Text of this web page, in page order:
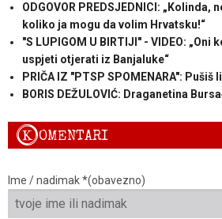
ODGOVOR PREDSJEDNICI: „Kolinda,
koliko ja mogu da volim Hrvatsku!“
"S LUPIGOM U BIRTIJI" - VIDEO: „Oni
uspjeti otjerati iz Banjaluke“
PRIČA IZ "PTSP SPOMENARA": Pušiš
BORIS DEŽULOVIĆ: Draganetina
KOMENTARI
Ime / nadimak *(obavezno)